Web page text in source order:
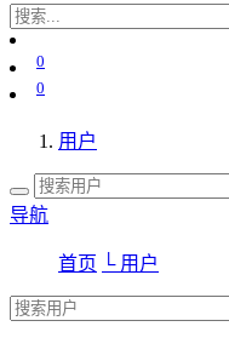
0
0
用户
导航
首页 └ 用户